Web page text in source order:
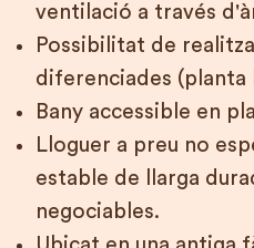
CONTACTE
ventilació a través
Possibilitat de
diferenciades (planta
Bany accessible en
Lloguer a preu no
estable de llarga
negociables.